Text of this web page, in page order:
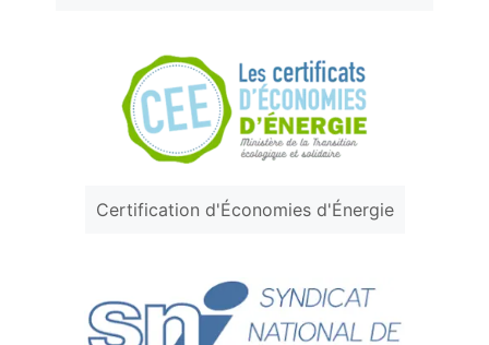
Certification d'Économies d'Énergie